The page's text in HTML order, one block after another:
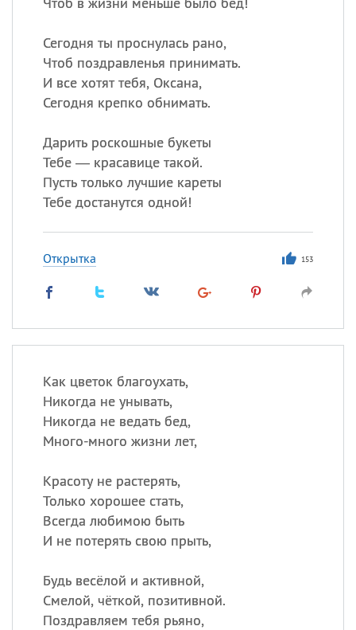
Сегодня ты проснулась рано,
Чтоб поздравленья принимать.
И все хотят тебя, Оксана,
Сегодня крепко обнимать.
Дарить роскошные букеты
Тебе — красавице такой.
Пусть только лучшие кареты
Тебе достанутся одной!
Открытка 153
Как цветок благоухать,
Никогда не унывать,
Никогда не ведать бед,
Много-много жизни лет,
Красоту не растерять,
Только хорошее стать,
Всегда любимою быть
И не потерять свою прыть,
Будь весёлой и активной,
Смелой, чёткой, позитивной.
Поздравляем тебя рьяно,